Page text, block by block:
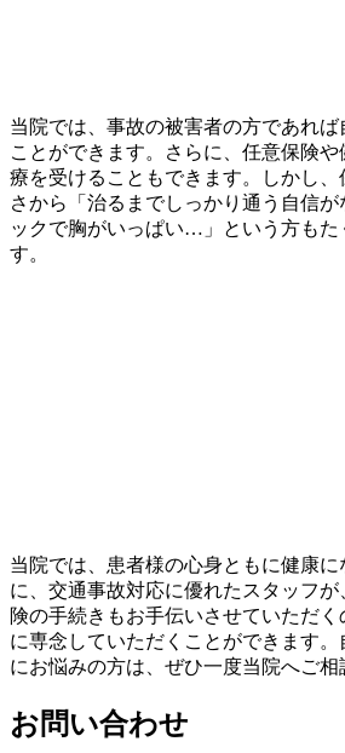
当院では、事故の被害者の方であれ
ことができます。さらに、任意保険
療を受けることもできます。しかし
さから「治るまでしっかり通う自信
ックで胸がいっぱい…」という方もた
す。
当院では、患者様の心身ともに健康
に、交通事故対応に優れたスタッフ
険の手続きもお手伝いさせていただ
に専念していただくことができます
にお悩みの方は、ぜひ一度当院へご相
お問い合わせ